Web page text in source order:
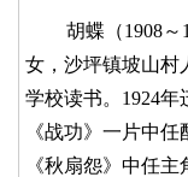
胡蝶（1908～
女，沙坪镇坡山村
学校读书。1924
《战功》一片中
《秋扇怨》中任